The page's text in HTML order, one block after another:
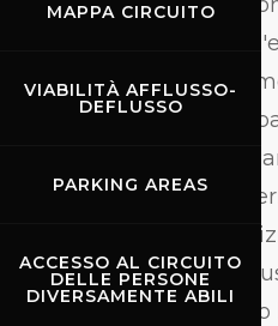
MAPPA CIRCUITO
VIABILITÀ AFFLUSSO-
DEFLUSSO
PARKING AREAS
ACCESSO AL CIRCUITO
DELLE PERSONE
DIVERSAMENTE ABILI
armoniosamente con
luogo dove nascono
relazioni durature, un
durante tutto l'anno si
sportivi nazionali e
MotoGP, test, prove,
sociale, progetti di
consolidano il